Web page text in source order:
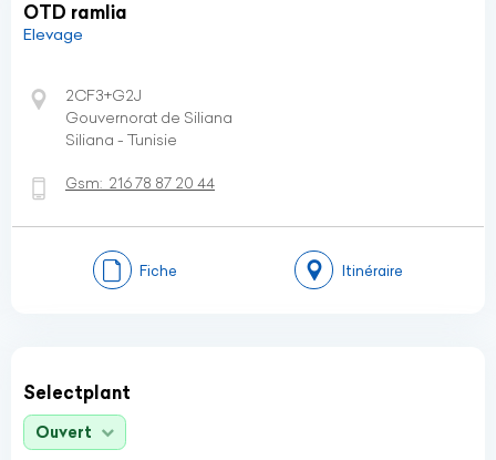
OTD ramlia
Elevage
2CF3+G2J
Gouvernorat de Siliana
Siliana - Tunisie
Gsm: 216 78 87 20 44
Fiche Itinéraire
Selectplant
Ouvert